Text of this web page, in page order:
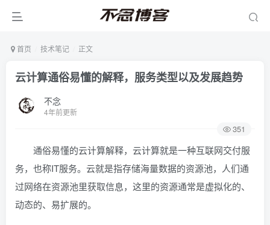
首页 技术笔记 正文
云计算通俗易懂的解释，服务类型以及发展趋势
不念
4年前更新
351
通俗易懂的云计算解释，云计算就是一种互联网交付服
务，也称IT服务。云就是指存储海量数据的资源池，人们通
过网络在资源池里获取信息，这里的资源通常是虚拟化的、
动态的、易扩展的。